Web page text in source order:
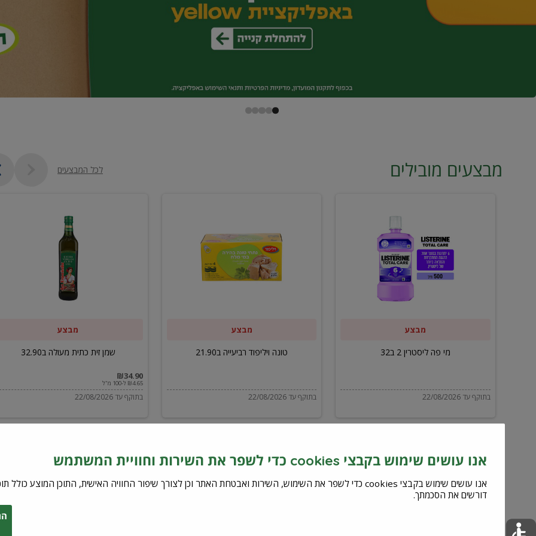
מבצעים מובילים לכל המבצעים
ליסטרין
מבצע
מי פה ליסטרין 2 ב32
בתוקף עד 22/08/2026
ויליפוד
רביעייה
מבצע
טונה ויליפוד רביעייה ב21.90
בתוקף עד 22/08/2026
מבצע
שמן זית כתית מעולה ב32.90
₪34.90
₪4.65 ל-100 מ"ל
בתוקף עד 22/08/2026
אנו עושים שימוש בקבצי cookies כדי לשפר את השירות וחוויית המשתמש
דורשים את הסכמתך.